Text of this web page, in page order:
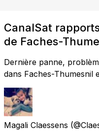
CanalSat
de Faches-
Dernière panne,
dans Faches-Thumesnil
Magali Claessens